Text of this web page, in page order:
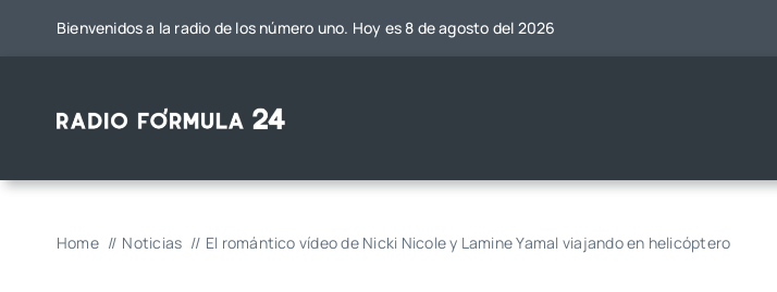
Bienvenidos a la radio de los número uno. Hoy es 8 de agosto del 2026
Home Noticias El romántico vídeo de Nicki Nicole y Lamine Yamal viajando en helicóptero